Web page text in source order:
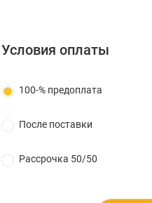
Условия оплаты
100-% предоплата
После поставки
Рассрочка 50/50